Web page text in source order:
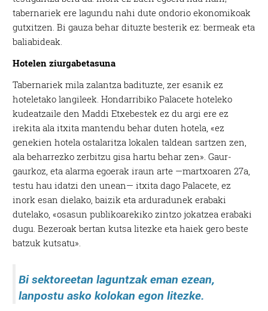
tabernariek ere lagundu nahi dute ondorio ekonomikoak
gutxitzen. Bi gauza behar dituzte besterik ez: bermeak eta
baliabideak.
Hotelen ziurgabetasuna
Tabernariek mila zalantza badituzte, zer esanik ez
hoteletako langileek. Hondarribiko Palacete hoteleko
kudeatzaile den Maddi Etxebestek ez du argi ere ez
irekita ala itxita mantendu behar duten hotela, «ez
genekien hotela ostalaritza lokalen taldean sartzen zen,
ala beharrezko zerbitzu gisa hartu behar zen». Gaur-
gaurkoz, eta alarma egoerak iraun arte —martxoaren 27a,
testu hau idatzi den unean— itxita dago Palacete, ez
inork esan dielako, baizik eta arduradunek erabaki
dutelako, «osasun publikoarekiko zintzo jokatzea erabaki
dugu. Bezeroak bertan kutsa litezke eta haiek gero beste
batzuk kutsatu».
Bi sektoreetan laguntzak eman ezean,
lanpostu asko kolokan egon litezke.